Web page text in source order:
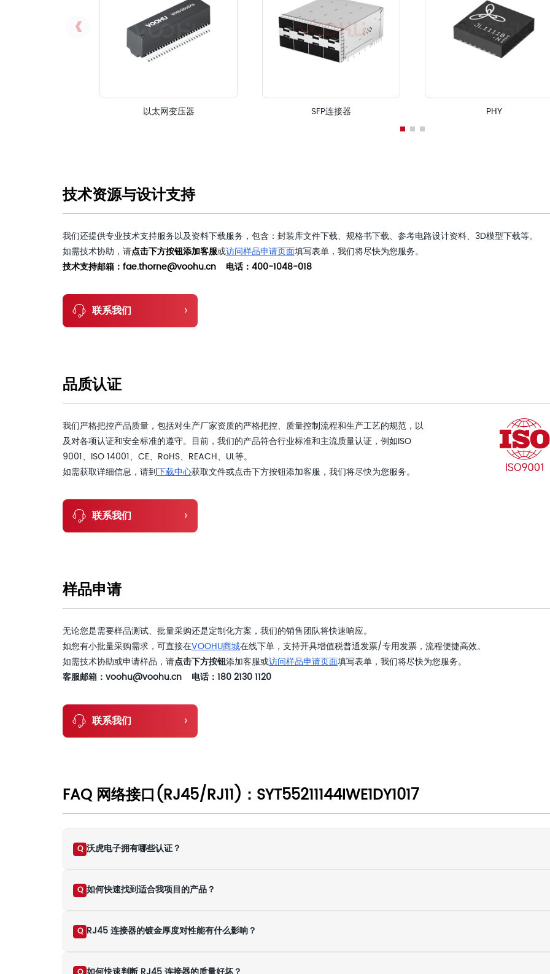
以太网变压器 SFP连接器 PHY
技术资源与设计支持
我们还提供专业技术支持服务以及资料下载服务，包含：封装库文件下载、规格书下载、参考电路设计资料、3D模型下载等。
如需技术协助，请点击下方按钮添加客服或访问样品申请页面填写表单，我们将尽快为您服务。
技术支持邮箱：fae.thorne@voohu.cn 电话：400-1048-018
联系我们 ›
品质认证
我们严格把控产品质量，包括对生产厂家资质的严格把控、质量控制流程和生产工艺的规范，以
及对各项认证和安全标准的遵守。目前，我们的产品符合行业标准和主流质量认证，例如ISO
9001、ISO 14001、CE、RoHS、REACH、UL等。
如需获取详细信息，请到下载中心获取文件或点击下方按钮添加客服，我们将尽快为您服务。
联系我们 ›
样品申请
无论您是需要样品测试、批量采购还是定制化方案，我们的销售团队将快速响应。
如您有小批量采购需求，可直接在VOOHU商城在线下单，支持开具增值税普通发票/专用发票，流程便捷高效。
如需技术协助或申请样品，请点击下方按钮添加客服或访问样品申请页面填写表单，我们将尽快为您服务。
客服邮箱：voohu@voohu.cn 电话：180 2130 1120
联系我们 ›
FAQ 网络接口(RJ45/RJ11)：SYT55211144IWE1DY1017
Q 沃虎电子拥有哪些认证？
Q 如何快速找到适合我项目的产品？
Q RJ45 连接器的镀金厚度对性能有什么影响？